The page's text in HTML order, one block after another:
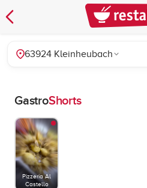
63924 Kleinheubach
GastroShorts
Pizzeria Al
Castello